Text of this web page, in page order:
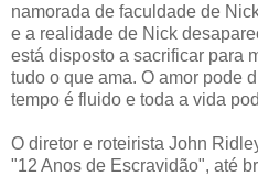
namorada de faculdade de
e a realidade de Nick
está disposto a sacrificar para
tudo o que ama. O amor pode
tempo é fluido e toda a vida
O diretor e roteirista John
"12 Anos de Escravidão", até